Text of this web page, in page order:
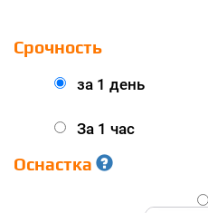
Срочность
за 1 день
За 1 час
Оснастка